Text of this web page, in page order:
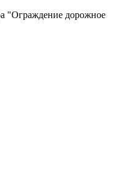
"Ограждение дорожное